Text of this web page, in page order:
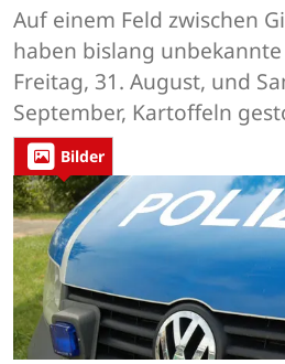
Auf einem Feld zwischen
haben bislang unbekannte
Freitag, 31. August, und
September, Kartoffeln
Bilder